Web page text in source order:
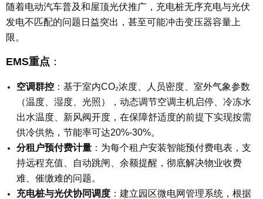
随着电动汽车普及和屋顶光伏推广，充电桩无序充电与光伏
发电不匹配的问题日益突出，甚至可能冲击变压器容量上
限。
EMS重点 ：
空调群控 ： 基于室内CO₂浓度、人员密度、室外气象参数
（温度、湿度、光照），动态调节空调主机启停、冷冻水
出水温度、新风阀开度，在保障舒适度的前提下实现按需
供冷供热，节能率可达20%-30%。
分租户预付费计量 ： 为每个租户安装智能预付费电表，支
持远程充值、自动跳闸、余额提醒，彻底解决物业收费
难、催缴难的问题。
充电桩与光伏协同调度 ： 建立园区微电网管理系统，根据